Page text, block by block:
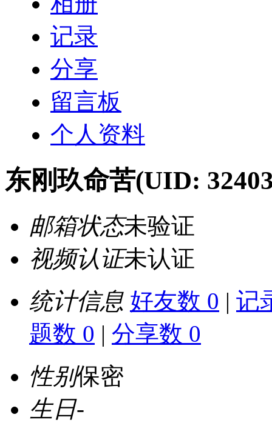
记录
分享
留言板
个人资料
东刚玖命苦(UID:
邮箱状态未验证
视频认证未认证
统计信息 好友数 0 | 记
题数 0 | 分享数 0
性别保密
生日-